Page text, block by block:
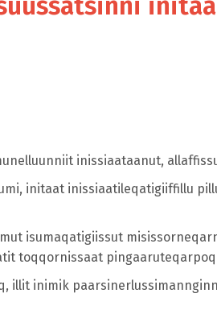
inissiaataanut,
initaat inissiaatileqatigiiffillu
isumaqatigiissut
toqqornissaat
illit inimik